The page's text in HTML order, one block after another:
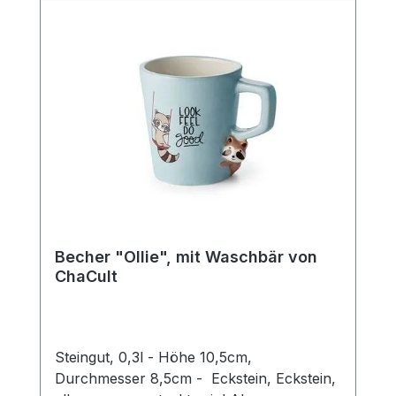
Becher "Ollie", mit Waschbär von
ChaCult
Steingut, 0,3l - Höhe 10,5cm,
Durchmesser 8,5cm - Eckstein, Eckstein,